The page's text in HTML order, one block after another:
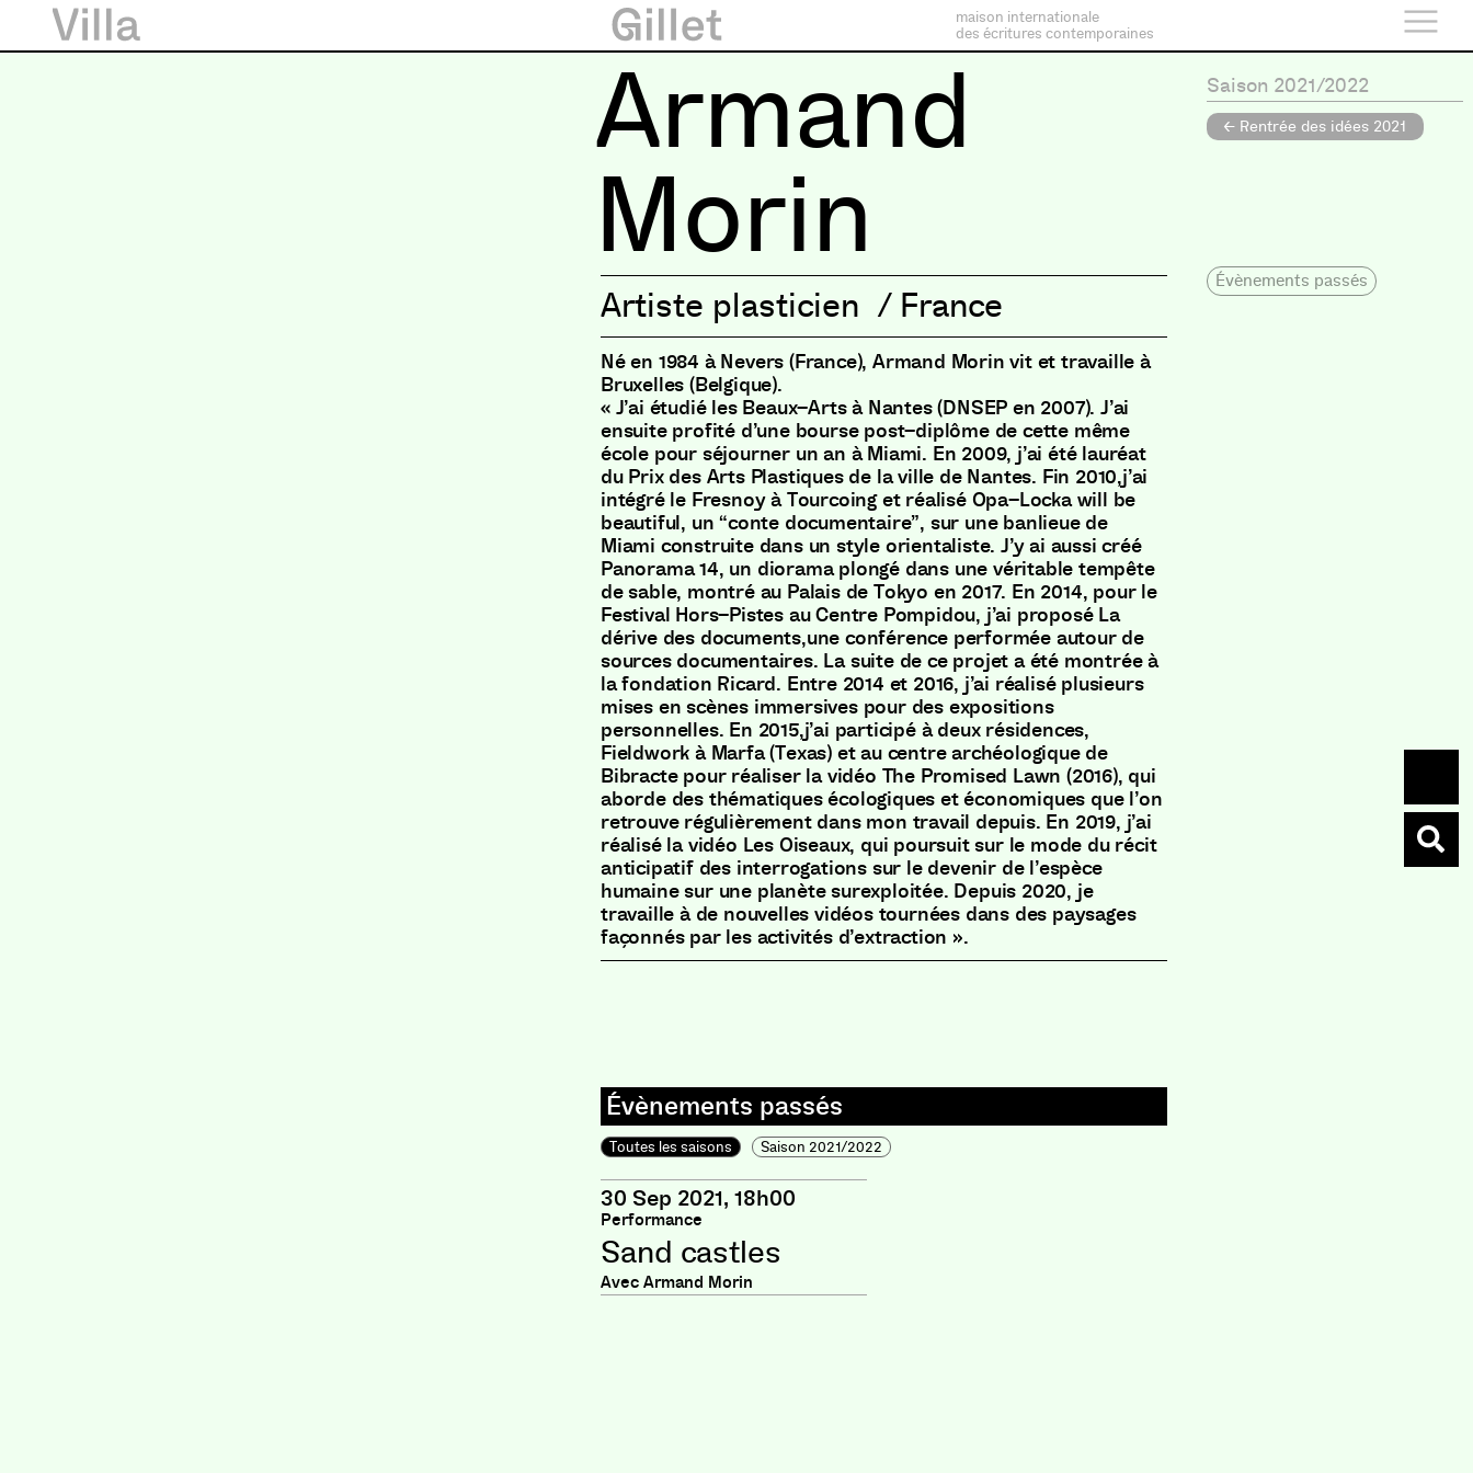
maison internationale
des écritures contemporaines
Armand
Morin
Artiste plasticien / France
Né en 1984 à Nevers (France), Armand Morin vit et travaille à
Bruxelles (Belgique).
« J’ai étudié les Beaux–Arts à Nantes(DNSEP en 2007). J’ai
ensuite profité d’une bourse post–diplôme de cette même
école pour séjourner un an à Miami. En 2009, j’ai été lauréat
du Prix des Arts Plastiques de la ville de Nantes. Fin 2010,j’ai
intégré le Fresnoy à Tourcoing et réalisé Opa–Locka will be
beautiful, un “conte documentaire”, sur une banlieue de
Miami construite dans un style orientaliste. J’y ai aussi créé
Panorama 14, un diorama plongé dans une véritable tempête
de sable, montré au Palais de Tokyo en 2017. En 2014, pour le
Festival Hors–Pistes au Centre Pompidou, j’ai proposé La
dérive des documents,une conférence performée autour de
sources documentaires. La suite de ce projet a été montrée à
la fondation Ricard. Entre 2014 et 2016, j’ai réalisé plusieurs
mises en scènes immersives pour des expositions
personnelles. En 2015,j’ai participé à deux résidences,
Fieldwork à Marfa(Texas) et au centre archéologique de
Bibracte pour réaliser la vidéo The Promised Lawn (2016), qui
aborde des thématiques écologiques et économiques que l’on
retrouve régulièrement dans mon travail depuis. En 2019, j’ai
réalisé la vidéo Les Oiseaux, qui poursuit sur le mode du récit
anticipatif des interrogations sur le devenir de l’espèce
humaine sur une planète surexploitée. Depuis 2020, je
travaille à de nouvelles vidéos tournées dans des paysages
façonnés par les activités d’extraction ».
Toutes les saisons Saison 2021/2022
30 Sep 2021, 18h00
Performance
Sand castles
Avec Armand Morin
Saison 2021/2022
← Rentrée des idées 2021
Évènements passés